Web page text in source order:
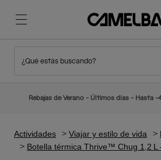
Novedades
¿Qué estás buscando?
Rebajas de Verano - Últimos días - Hasta -
Actividades Viajar y estilo de vida
Botella térmica Thrive™ Chug 1,2 L